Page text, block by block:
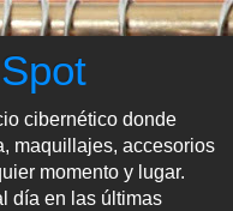
cibernético donde
maquillajes, accesorios
momento y lugar.
día en las últimas